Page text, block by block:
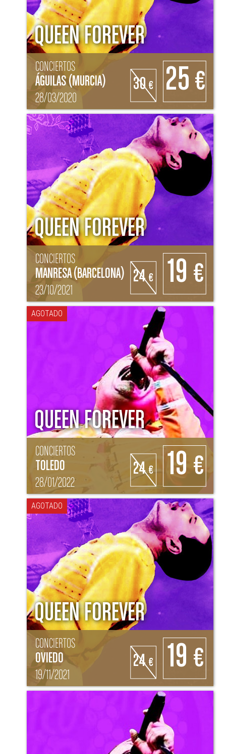
QUEEN FOREVER
CONCIERTOS
ÁGUILAS (MURCIA)
28/03/2020
30€ 25 €
QUEEN FOREVER
CONCIERTOS
MANRESA (BARCELONA)
23/10/2021
24€ 19 €
AGOTADO
QUEEN FOREVER
CONCIERTOS
TOLEDO
28/01/2022
24€ 19 €
AGOTADO
QUEEN FOREVER
CONCIERTOS
OVIEDO
19/11/2021
24€ 19 €